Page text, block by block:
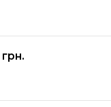
грн.